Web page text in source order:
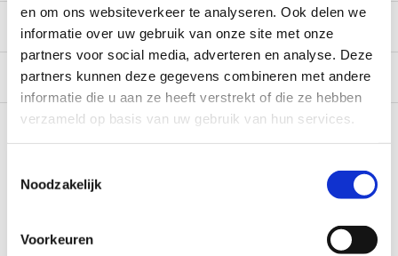
en om ons websiteverkeer te analyseren. Ook delen we
informatie over uw gebruik van onze site met onze
partners voor social media, adverteren en analyse. Deze
partners kunnen deze gegevens combineren met andere
informatie die u aan ze heeft verstrekt of die ze hebben
verzameld op basis van uw gebruik van hun services.
Noodzakelijk
Voorkeuren
Specificaties
Reviews 0/10
Recent bekeken